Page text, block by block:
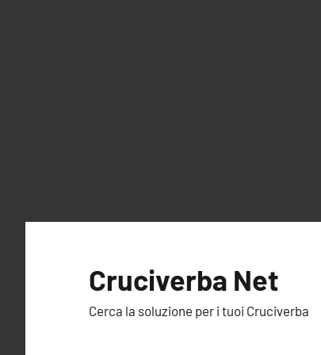
Cruciverba Net
Cerca la soluzione per i tuoi Cruciverba